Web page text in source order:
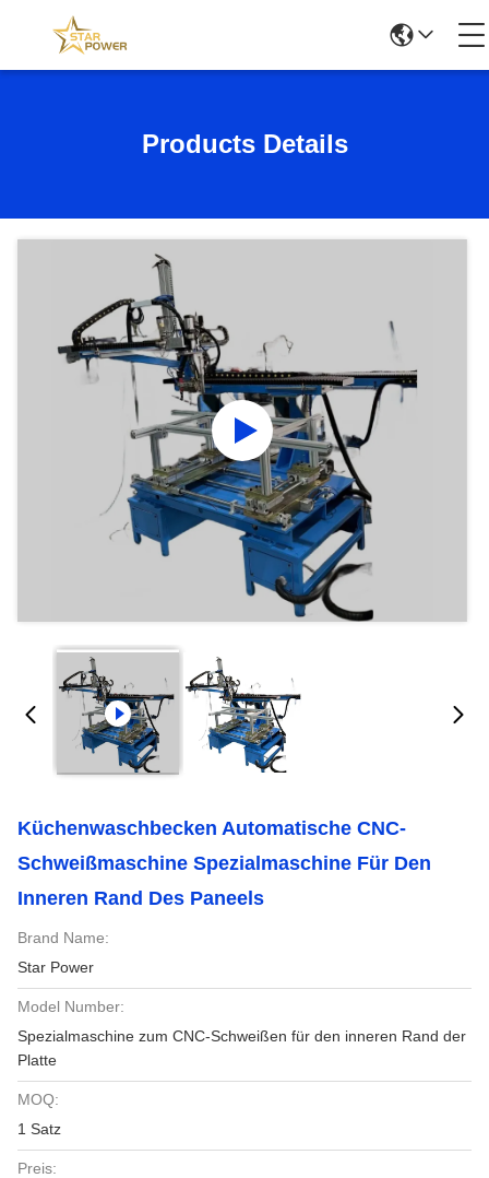
Products Details
Küchenwaschbecken Automatische CNC-
Schweißmaschine Spezialmaschine Für Den
Inneren Rand Des Paneels
Brand Name:
Star Power
Model Number:
Spezialmaschine zum CNC-Schweißen für den inneren Rand der
Platte
MOQ:
1 Satz
Preis: